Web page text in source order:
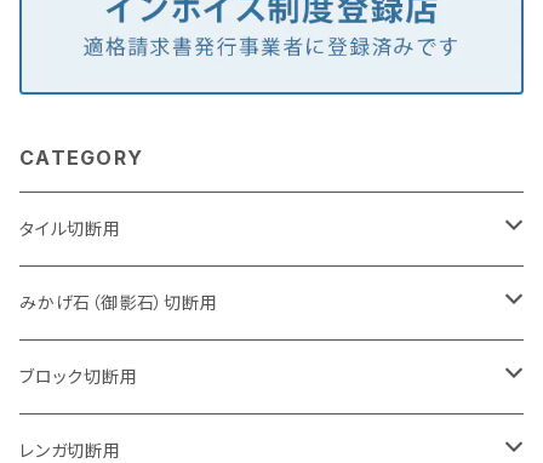
CATEGORY
タイル切断用
105mm（4インチ）
125mm（5インチ）
グラインダー取付用
みかげ石（御影石）切断用
105mm（4インチ）
セグメントタイプ
125mm（5インチ）
ブロック切断用
105mm（4インチ）
レンガ切断用